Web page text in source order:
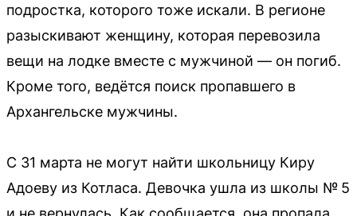
подростка, которого тоже искали. В регионе
разыскивают женщину, которая перевозила
вещи на лодке вместе с мужчиной — он погиб.
Кроме того, ведётся поиск пропавшего в
Архангельске мужчины.
С 31 марта не могут найти школьницу Киру
Адоеву из Котласа. Девочка ушла из школы № 5